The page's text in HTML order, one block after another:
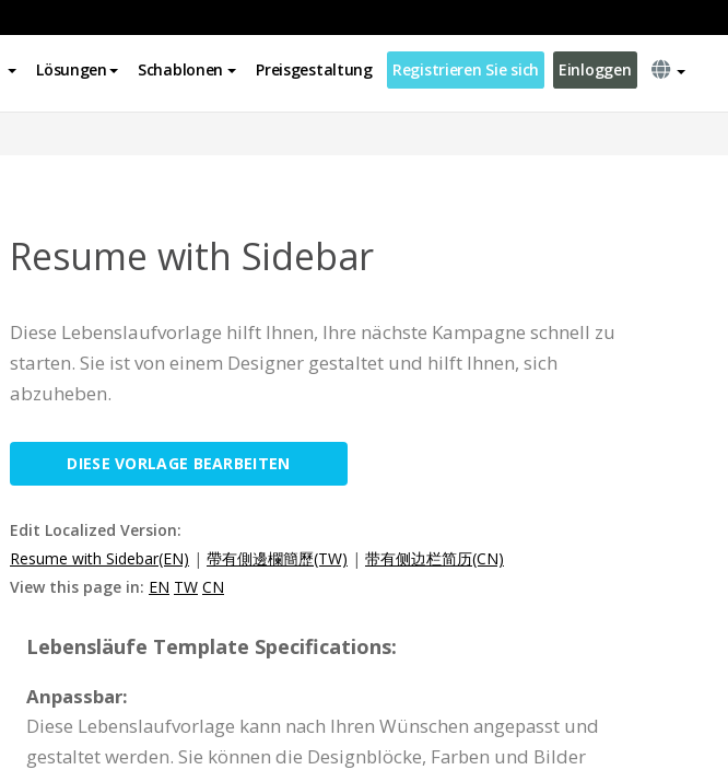
Lösungen Schablonen Preisgestaltung Registrieren Sie sich Einloggen
Resume with Sidebar
Diese Lebenslaufvorlage hilft Ihnen, Ihre nächste Kampagne schnell zu
starten. Sie ist von einem Designer gestaltet und hilft Ihnen, sich
abzuheben.
DIESE VORLAGE BEARBEITEN
Edit Localized Version:
Resume with Sidebar(EN) | 帶有側邊欄簡歷(TW) | 带有侧边栏简历(CN)
View this page in: EN TW CN
Lebensläufe Template Specifications:
Anpassbar:
Diese Lebenslaufvorlage kann nach Ihren Wünschen angepasst und
gestaltet werden. Sie können die Designblöcke, Farben und Bilder